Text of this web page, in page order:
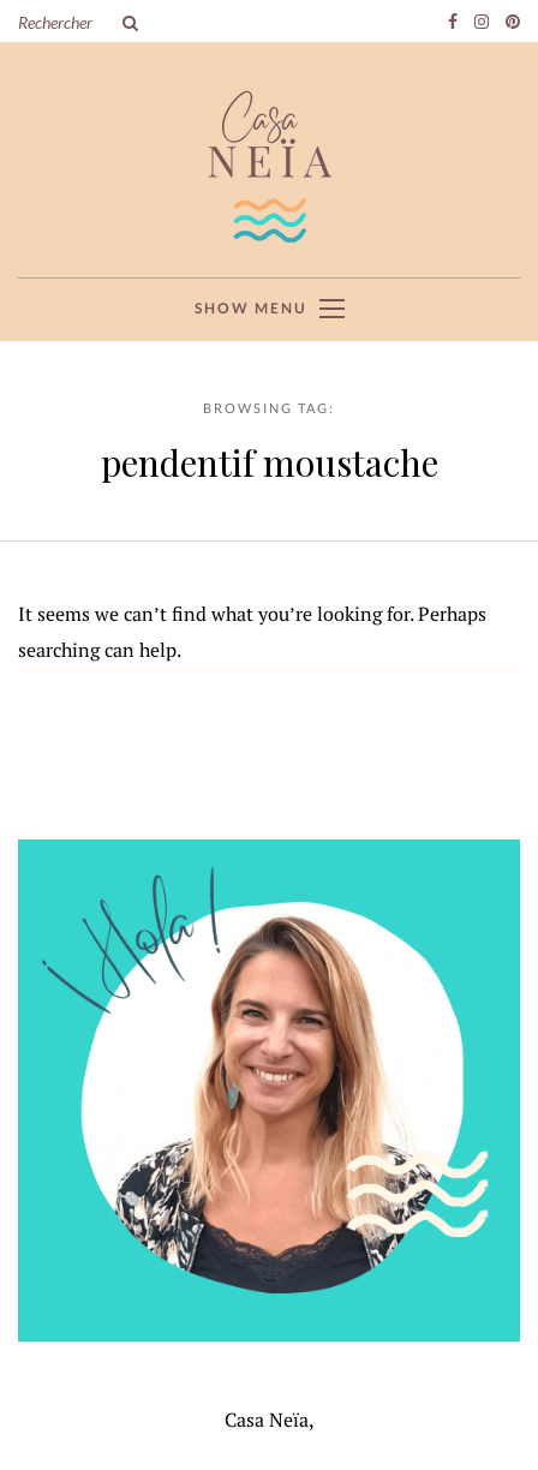
SHOW MENU
BROWSING TAG:
pendentif moustache
It seems we can’t find what you’re looking for. Perhaps
searching can help.
Casa Neïa,